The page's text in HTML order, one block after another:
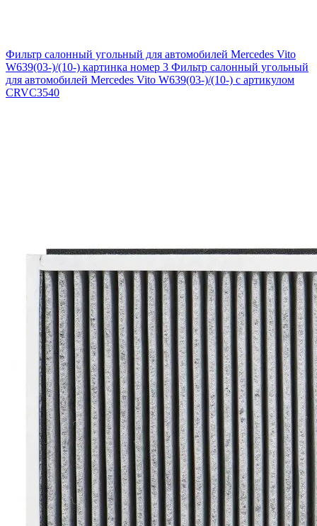
Фильтр салонный угольный для автомобилей Mercedes Vito
W639(03-)/(10-) картинка номер 3 Фильтр салонный угольный
для автомобилей Mercedes Vito W639(03-)/(10-) с артикулом
CRVC3540